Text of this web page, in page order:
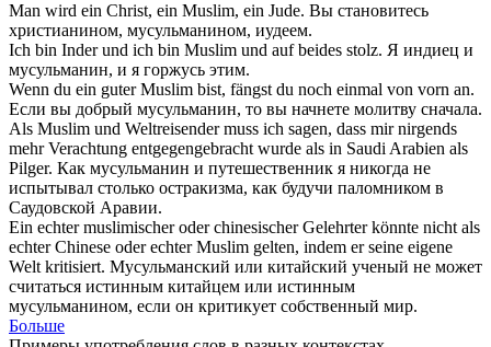
Man wird ein Christ, ein Muslim, ein Jude. Вы становитесь
христианином, мусульманином, иудеем.
Ich bin Inder und ich bin Muslim und auf beides stolz. Я индиец и
мусульманин, и я горжусь этим.
Wenn du ein guterMuslim bist, fängst du noch einmal von vorn an.
Если вы добрый мусульманин, то вы начнете молитву сначала.
Als Muslim und Weltreisender muss ich sagen, dass mir nirgends
mehr Verachtung entgegengebracht wurde als in Saudi Arabien als
Pilger. Как мусульманин и путешественник я никогда не
испытывал столько остракизма, как будучи паломником в
Саудовской Аравии.
Ein echter muslimischer oder chinesischer Gelehrter könnte nicht als
echter Chinese oder echterMuslim gelten, indem er seine eigene
Welt kritisiert. Мусульманский или китайский ученый не может
считаться истинным китайцем или истинным
мусульманином, если он критикует собственный мир.
Больше